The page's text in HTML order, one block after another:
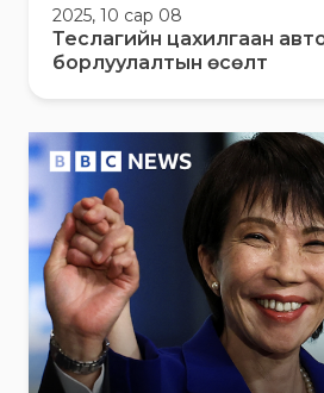
2025, 10 сар 08
Теслагийн цахилгаан
борлуулалтын өсөлт